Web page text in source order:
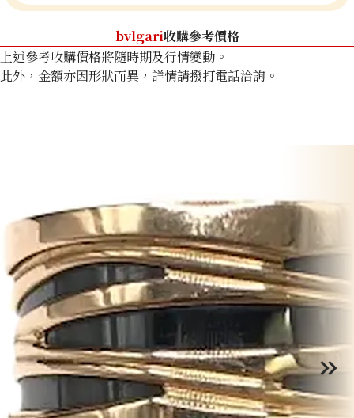
bvlgari收購參考價格
上述參考收購價格將隨時期及行情變動。
此外，金額亦因形狀而異，詳情請撥打電話洽詢。